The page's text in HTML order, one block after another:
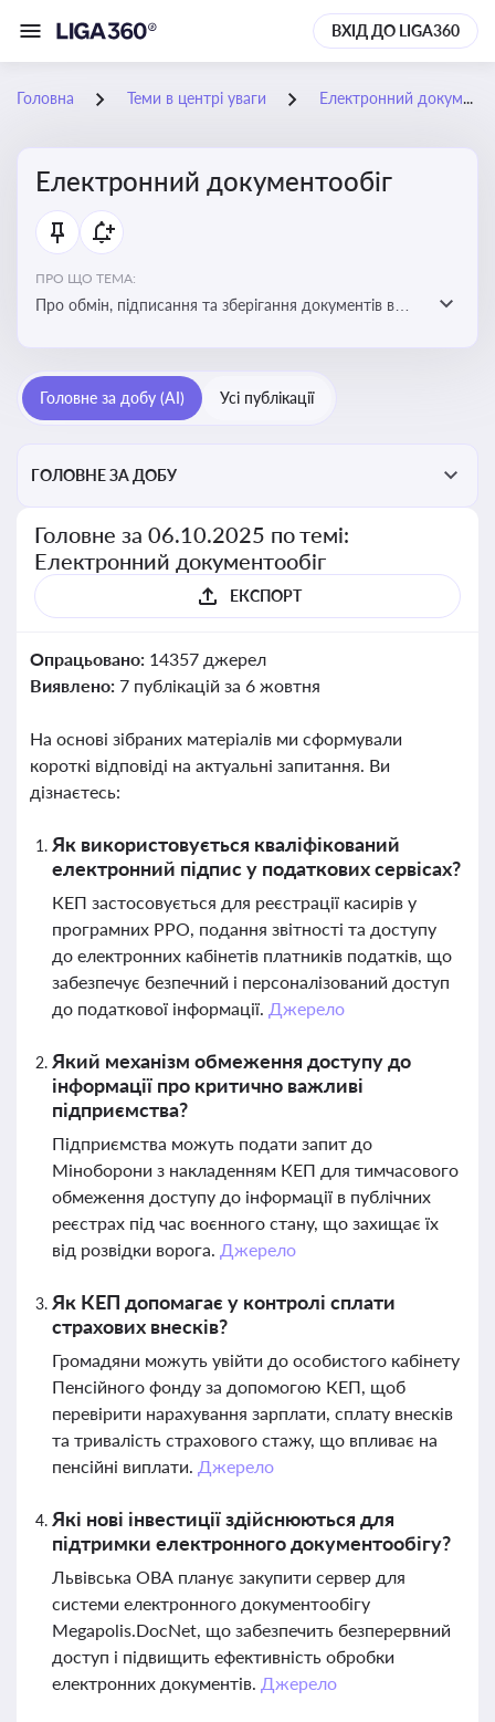
ВХІД ДО LIGA360
Головна Теми в центрі уваги Електронний документообіг
Електронний документообіг
ПРО ЩО ТЕМА:
Про обмін, підписання та зберігання документів в
Головне за добу (AI) Усі публікації
ГОЛОВНЕ ЗА ДОБУ
Головне за 06.10.2025 по темі:
Електронний документообіг
ЕКСПОРТ
Опрацьовано: 14357 джерел
Виявлено: 7 публікацій за 6 жовтня
На основі зібраних матеріалів ми сформували
короткі відповіді на актуальні запитання. Ви
дізнаєтесь:
Як використовується кваліфікований
електронний підпис у податкових сервісах?
КЕП застосовується для реєстрації касирів у
програмних РРО, подання звітності та доступу
до електронних кабінетів платників податків, що
забезпечує безпечний і персоналізований доступ
до податкової інформації. Джерело
Який механізм обмеження доступу до
інформації про критично важливі
підприємства?
Підприємства можуть подати запит до
Міноборони з накладенням КЕП для тимчасового
обмеження доступу до інформації в публічних
реєстрах під час воєнного стану, що захищає їх
від розвідки ворога. Джерело
Як КЕП допомагає у контролі сплати
страхових внесків?
Громадяни можуть увійти до особистого кабінету
Пенсійного фонду за допомогою КЕП, щоб
перевірити нарахування зарплати, сплату внесків
та тривалість страхового стажу, що впливає на
пенсійні виплати. Джерело
Які нові інвестиції здійснюються для
підтримки електронного документообігу?
Львівська ОВА планує закупити сервер для
системи електронного документообігу
Megapolis.DocNet, що забезпечить безперервний
доступ і підвищить ефективність обробки
електронних документів. Джерело